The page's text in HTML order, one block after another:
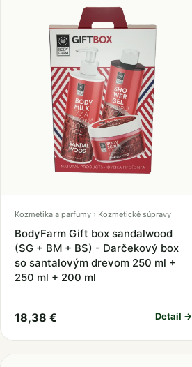
Kozmetika a parfumy › Kozmetické súpravy
BodyFarm Gift box sandalwood
(SG + BM + BS) - Darčekový box
so santalovým drevom 250 ml +
250 ml + 200 ml
18,38 € Detail →